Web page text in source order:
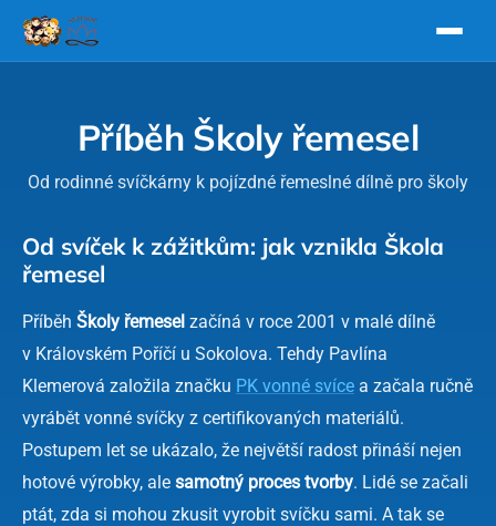
Přejít na obsah
Příběh Školy řemesel
Od rodinné svíčkárny k pojízdné řemeslné dílně pro školy
Od svíček k zážitkům: jak vznikla Škola
řemesel
Příběh Školy řemesel začíná v roce 2001 v malé dílně
v Královském Poříčí u Sokolova. Tehdy Pavlína
Klemerová založila značku PK vonné svíce a začala ručně
vyrábět vonné svíčky z certifikovaných materiálů.
Postupem let se ukázalo, že největší radost přináší nejen
hotové výrobky, ale samotný proces tvorby. Lidé se začali
ptát, zda si mohou zkusit vyrobit svíčku sami. A tak se